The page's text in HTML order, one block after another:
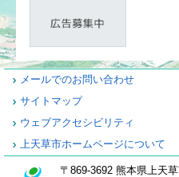
メールでのお問い合わせ
サイトマップ
ウェブアクセシビリティ
上天草市ホームページについて
〒869-3692 熊本県上天